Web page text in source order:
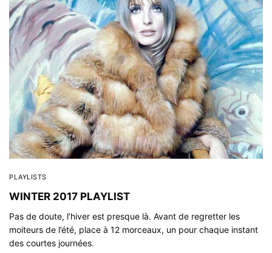
PLAYLISTS
WINTER 2017 PLAYLIST
Pas de doute, l’hiver est presque là. Avant de regretter les
moiteurs de l’été, place à 12 morceaux, un pour chaque instant
des courtes journées.